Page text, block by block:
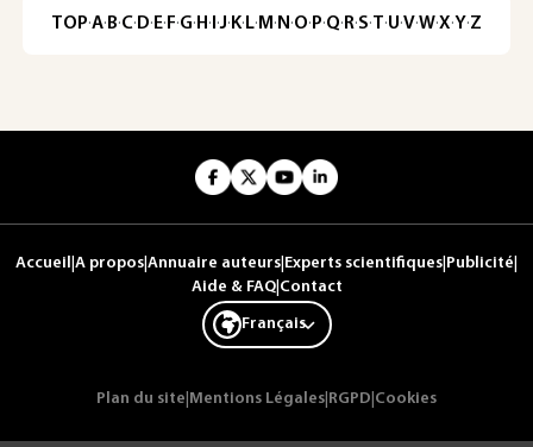
TOP·A·B·C· D· E· F·G· H · ·J· K· L· M · N ·O· P·Q· R·S·T·U·V·W·X·Y·Z
Accueil A propos Annuaire auteurs Experts scientifiques Publicité
Aide & FAQ| Contact
Français
Plan du site Mentions Légales RGPD Cookies